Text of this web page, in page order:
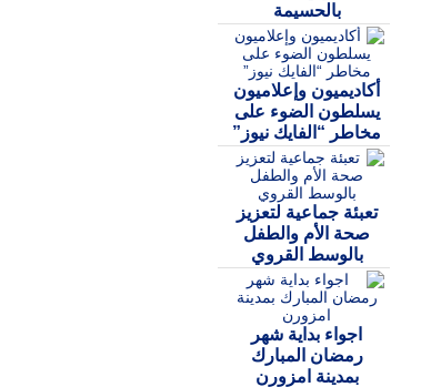
بالحسيمة
أكاديميون وإعلاميون
يسلطون الضوء على
مخاطر “الفايك نيوز”
تعبئة جماعية لتعزيز
صحة الأم والطفل
بالوسط القروي
اجواء بداية شهر
رمضان المبارك
بمدينة امزورن